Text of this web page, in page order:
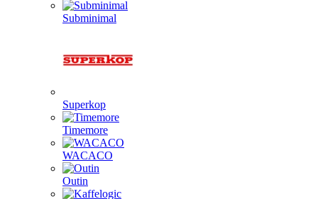
Subminimal
Superkop
Timemore
WACACO
Outin